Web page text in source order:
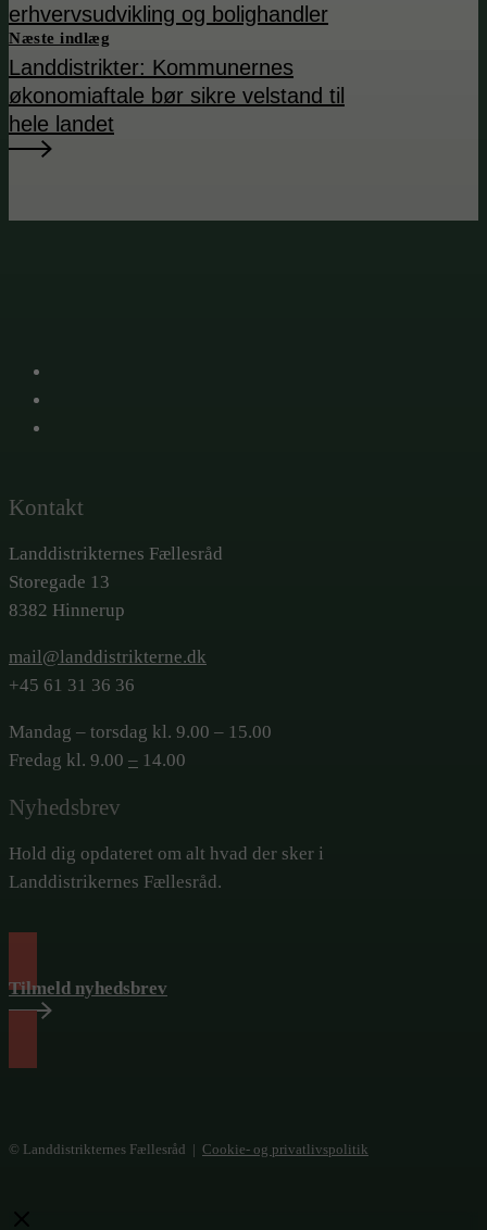
erhvervsudvikling og bolighandler
Næste indlæg
Landdistrikter: Kommunernes
økonomiaftale bør sikre velstand til
hele landet
Kontakt
Landdistrikternes Fællesråd
Storegade 13
8382 Hinnerup
mail@landdistrikterne.dk
+45 61 31 36 36
Mandag – torsdag kl. 9.00 – 15.00
Fredag kl. 9.00 – 14.00
Nyhedsbrev
Hold dig opdateret om alt hvad der sker i
Landdistrikernes Fællesråd.
Tilmeld nyhedsbrev
© Landdistrikternes Fællesråd | Cookie- og privatlivspolitik